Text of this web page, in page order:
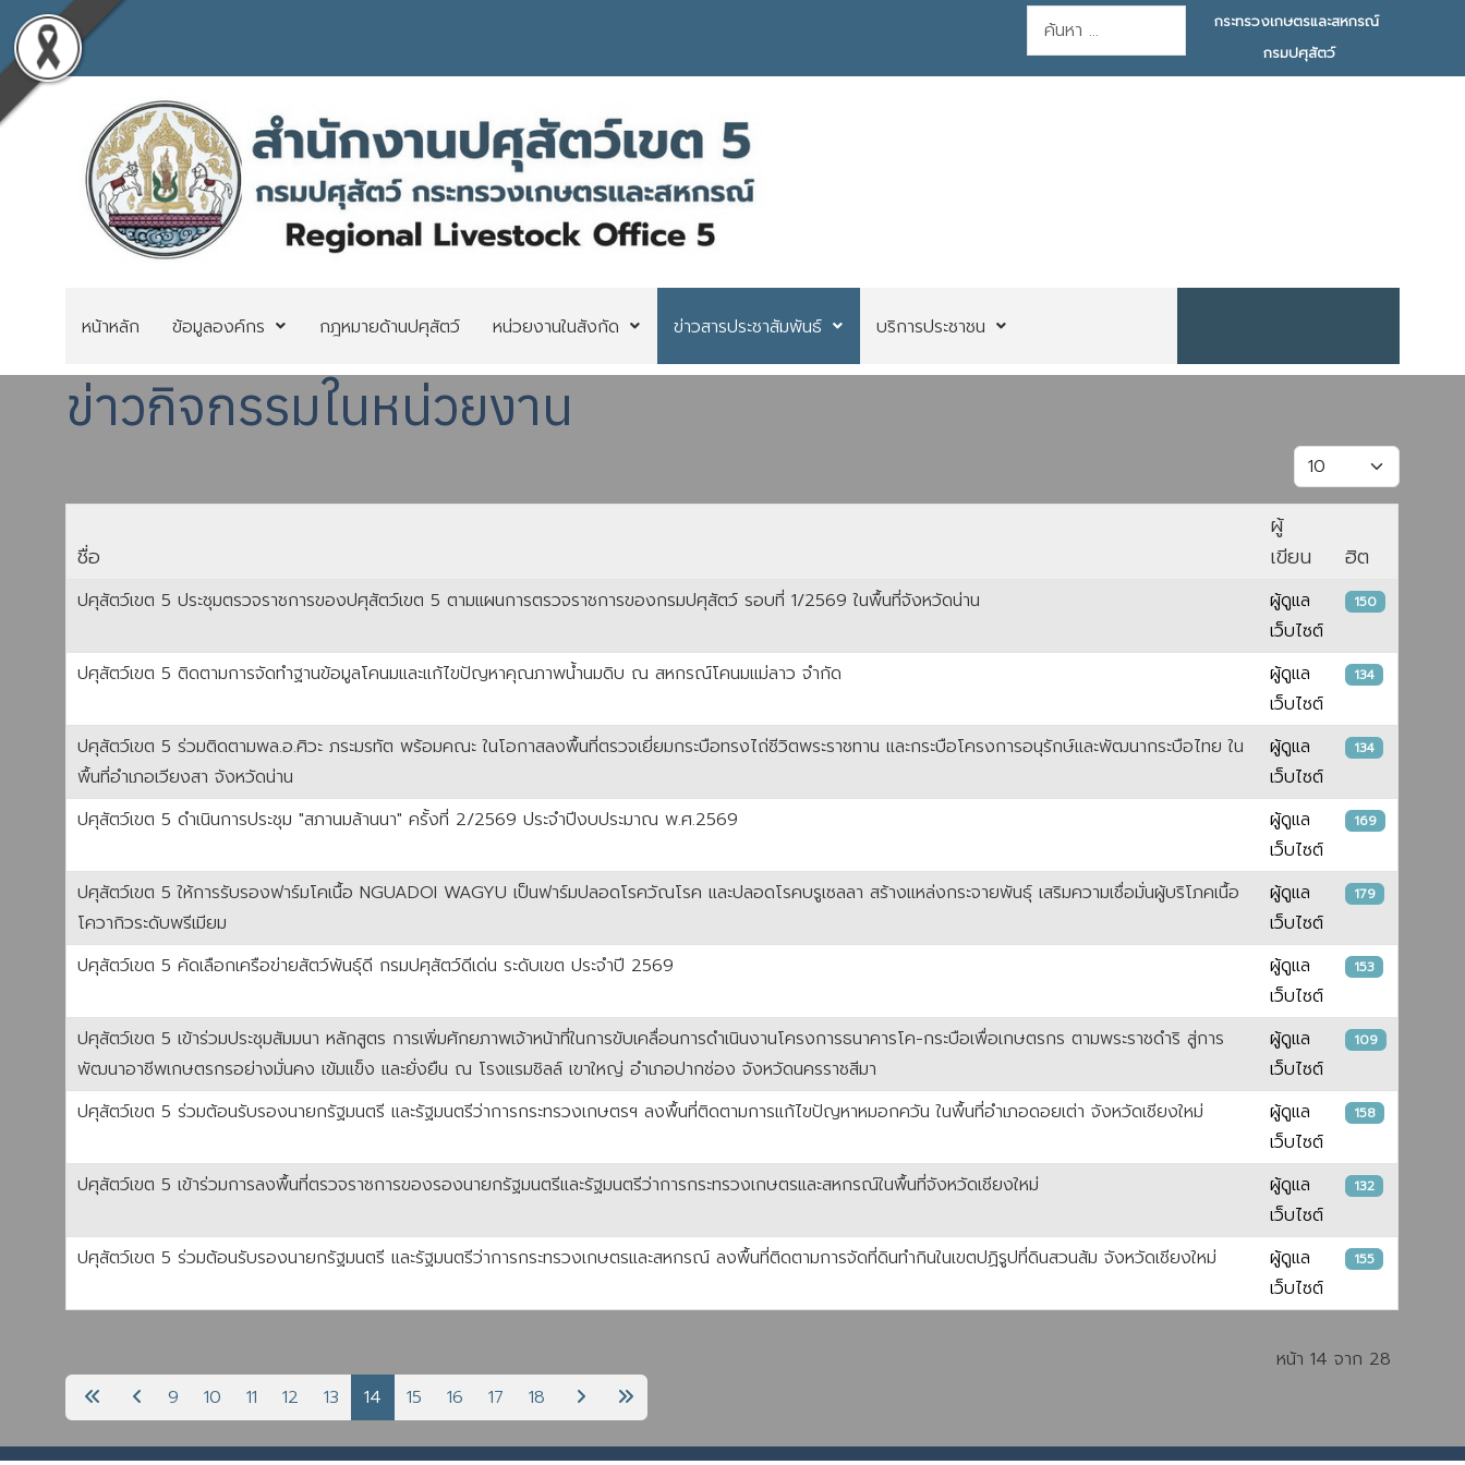
การค้นหา
กระทรวงเกษตรและสหกรณ์
กรมปศุสัตว์
หน้าหลัก ข้อมูลองค์กร กฎหมายด้านปศุสัตว์ หน่วยงานในสังกัด ข่าวสารประชาสัมพันธ์ บริการประชาชน
ข่าวกิจกรรมในหน่วยงาน
แสดง #
ชื่อ
ผู้
เขียน
ฮิต
ปศุสัตว์เขต 5 ประชุมตรวจราชการของปศุสัตว์เขต 5 ตามแผนการตรวจราชการของกรมปศุสัตว์ รอบที่ 1/2569 ในพื้นที่จังหวัดน่าน
ผู้ดูแล
เว็บไซต์
150
ปศุสัตว์เขต 5 ติดตามการจัดทำฐานข้อมูลโคนมและแก้ไขปัญหาคุณภาพน้ำนมดิบ ณ สหกรณ์โคนมแม่ลาว จำกัด
ผู้ดูแล
เว็บไซต์
134
ปศุสัตว์เขต 5 ร่วมติดตามพล.อ.ศิวะ ภระมรทัต พร้อมคณะ ในโอกาสลงพื้นที่ตรวจเยี่ยมกระบือทรงไถ่ชีวิตพระราชทาน และกระบือโครงการอนุรักษ์และพัฒนากระบือไทย ใน
พื้นที่อำเภอเวียงสา จังหวัดน่าน
ผู้ดูแล
เว็บไซต์
134
ปศุสัตว์เขต 5 ดำเนินการประชุม "สภานมล้านนา" ครั้งที่ 2/2569 ประจำปีงบประมาณ พ.ศ.2569
ผู้ดูแล
เว็บไซต์
169
ปศุสัตว์เขต 5 ให้การรับรองฟาร์มโคเนื้อ NGUADOI WAGYU เป็นฟาร์มปลอดโรควัณโรค และปลอดโรคบรูเซลลา สร้างแหล่งกระจายพันธุ์ เสริมความเชื่อมั่นผู้บริโภคเนื้อ
โควากิวระดับพรีเมียม
ผู้ดูแล
เว็บไซต์
179
ปศุสัตว์เขต 5 คัดเลือกเครือข่ายสัตว์พันธุ์ดี กรมปศุสัตว์ดีเด่น ระดับเขต ประจำปี 2569
ผู้ดูแล
เว็บไซต์
153
ปศุสัตว์เขต 5 เข้าร่วมประชุมสัมมนา หลักสูตร การเพิ่มศักยภาพเจ้าหน้าที่ในการขับเคลื่อนการดำเนินงานโครงการธนาคารโค-กระบือเพื่อเกษตรกร ตามพระราชดำริ สู่การ
พัฒนาอาชีพเกษตรกรอย่างมั่นคง เข้มแข็ง และยั่งยืน ณ โรงแรมชิลล์ เขาใหญ่ อำเภอปากช่อง จังหวัดนครราชสีมา
ผู้ดูแล
เว็บไซต์
109
ปศุสัตว์เขต 5 ร่วมต้อนรับรองนายกรัฐมนตรี และรัฐมนตรีว่าการกระทรวงเกษตรฯ ลงพื้นที่ติดตามการแก้ไขปัญหาหมอกควัน ในพื้นที่อำเภอดอยเต่า จังหวัดเชียงใหม่
ผู้ดูแล
เว็บไซต์
158
ปศุสัตว์เขต 5 เข้าร่วมการลงพื้นที่ตรวจราชการของรองนายกรัฐมนตรีและรัฐมนตรีว่าการกระทรวงเกษตรและสหกรณ์ในพื้นที่จังหวัดเชียงใหม่
ผู้ดูแล
เว็บไซต์
132
ปศุสัตว์เขต 5 ร่วมต้อนรับรองนายกรัฐมนตรี และรัฐมนตรีว่าการกระทรวงเกษตรและสหกรณ์ ลงพื้นที่ติดตามการจัดที่ดินทำกินในเขตปฏิรูปที่ดินสวนส้ม จังหวัดเชียงใหม่
ผู้ดูแล
เว็บไซต์
155
หน้า 14 จาก 28
9
10 11 12 13 14 15 16 17 18